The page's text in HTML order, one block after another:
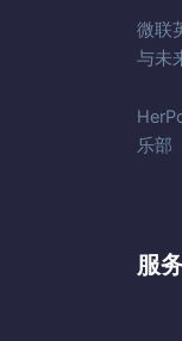
微联
与未
乐部
服